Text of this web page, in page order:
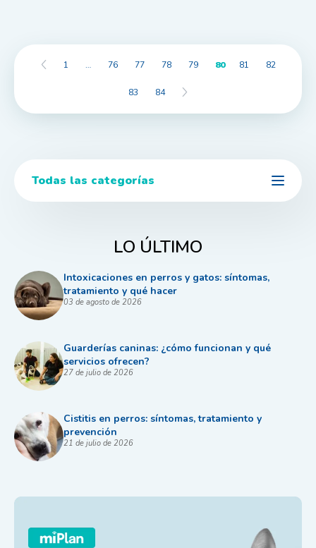
1 … 76 77 78 79 80 81 82
83 84
Todas las categorías
LO ÚLTIMO
Intoxicaciones en perros y gatos: síntomas,
tratamiento y qué hacer
03 de agosto de 2026
Guarderías caninas: ¿cómo funcionan y qué
servicios ofrecen?
27 de julio de 2026
Cistitis en perros: síntomas, tratamiento y
prevención
21 de julio de 2026